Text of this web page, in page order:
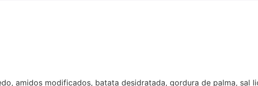
amidos modificados, batata desidratada, gordura de palma, sal